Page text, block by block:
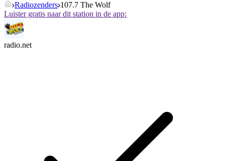
Radiozenders 107.7 The Wolf
Luister gratis naar dit station in de app:
radio.net